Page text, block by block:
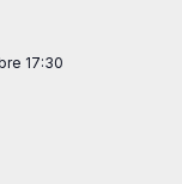
17:30